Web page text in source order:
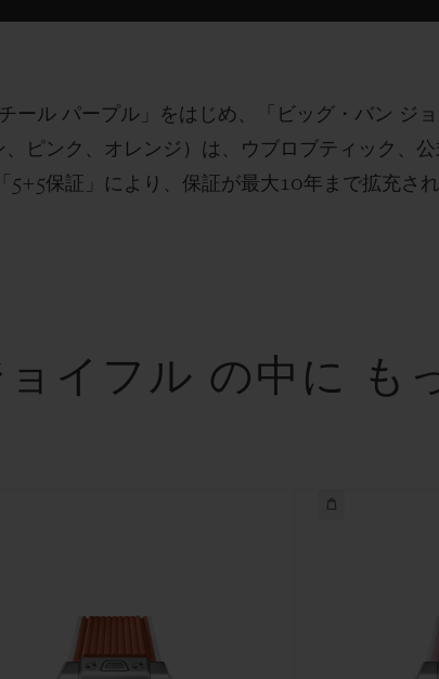
ール パープル」をはじめ、「ビッグ・バン ジ
、ピンク、オレンジ）は、ウブロブティック、
保証」により、保証が最大10年まで拡充され
イフル の中に も